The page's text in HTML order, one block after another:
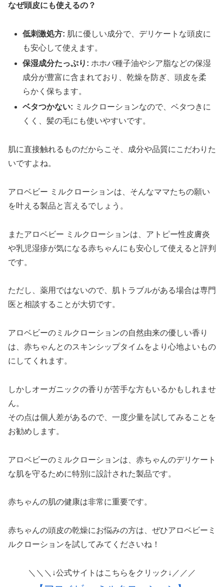
なぜ頭皮にも使えるの？
低刺激処方: 肌に優しい成分で、デリケートな頭皮に
も安心して使えます。
保湿成分たっぷり: ホホバ種子油やシア脂などの保湿
成分が豊富に含まれており、乾燥を防ぎ、頭皮を柔
らかく保ちます。
ベタつかない: ミルクローションなので、ベタつきに
くく、髪の毛にも使いやすいです。
肌に直接触れるものだからこそ、成分や品質にこだわりた
いですよね。
アロベビー ミルクローションは、そんなママたちの願い
を叶える製品と言えるでしょう。
またアロベビー ミルクローションは、アトピー性皮膚炎
や乳児湿疹が気になる赤ちゃんにも安心して使えると評判
です。
ただし、薬用ではないので、肌トラブルがある場合は専門
医と相談することが大切です。
アロベビーのミルクローションの自然由来の優しい香り
は、赤ちゃんとのスキンシップタイムをより心地よいもの
にしてくれます。
しかしオーガニックの香りが苦手な方もいるかもしれませ
ん。
その点は個人差があるので、一度少量を試してみることを
お勧めします。
アロベビーのミルクローションは、赤ちゃんのデリケート
な肌を守るために特別に設計された製品です。
赤ちゃんの肌の健康は非常に重要です。
赤ちゃんの頭皮の乾燥にお悩みの方は、ぜひアロベビーミ
ルクローションを試してみてくださいね！
＼＼＼↓公式サイトはこちらをクリック↓／／／